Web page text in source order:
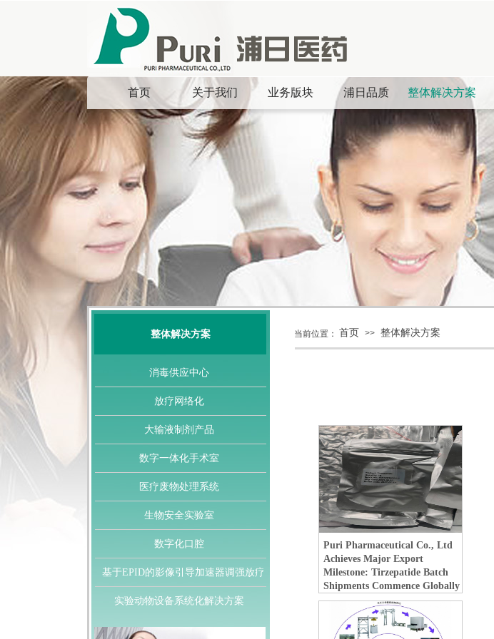
首页 关于我们 业务版块 浦日品质 整体解决方案
消毒供应中心
放疗网络化
大输液制剂产品
数字一体化手术室
医疗废物处理系统
生物安全实验室
数字化口腔
基于EPID的影像引导加速器调强放疗
实验动物设备系统化解决方案
首页 >> 整体解决方案
整体解决方案 当前位置：
Puri Pharmaceutical Co., Ltd
Achieves Major Export
Milestone: Tirzepatide Batch
Shipments Commence Globally